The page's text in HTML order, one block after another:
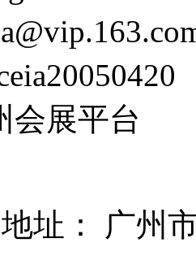
会展平台
地址： 广州